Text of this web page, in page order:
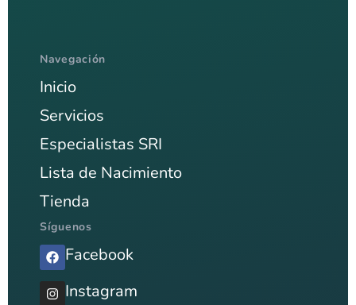
Navegación
Inicio
Servicios
Especialistas SRI
Lista de Nacimiento
Tienda
Síguenos
Facebook
Instagram